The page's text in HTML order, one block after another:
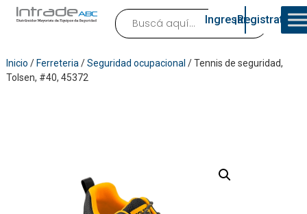
Ingresar¡Registrate!
Inicio / Ferreteria /Seguridad ocupacional / Tennis de seguridad,
Tolsen, #40, 45372